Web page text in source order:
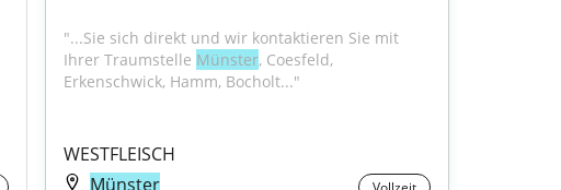
"...Sie sich direkt und wir kontaktieren Sie mit
Ihrer Traumstelle Münster, Coesfeld,
Erkenschwick, Hamm, Bocholt..."
WESTFLEISCH
Münster